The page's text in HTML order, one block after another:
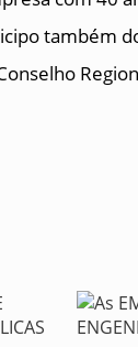
também